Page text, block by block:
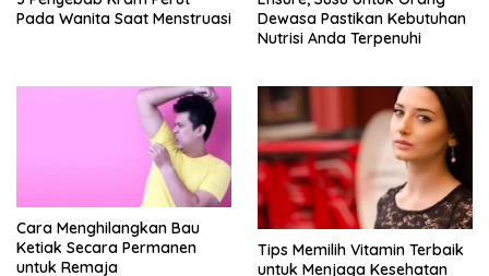
Pada Wanita Saat Menstruasi
Dewasa Pastikan Kebutuhan
Nutrisi Anda Terpenuhi
Cara Menghilangkan Bau
Ketiak Secara Permanen
untuk Remaja
Tips Memilih Vitamin Terbaik
untuk Menjaga Kesehatan